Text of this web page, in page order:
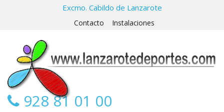
Excmo. Cabildo de Lanzarote
Contacto Instalaciones
928 81 01 00